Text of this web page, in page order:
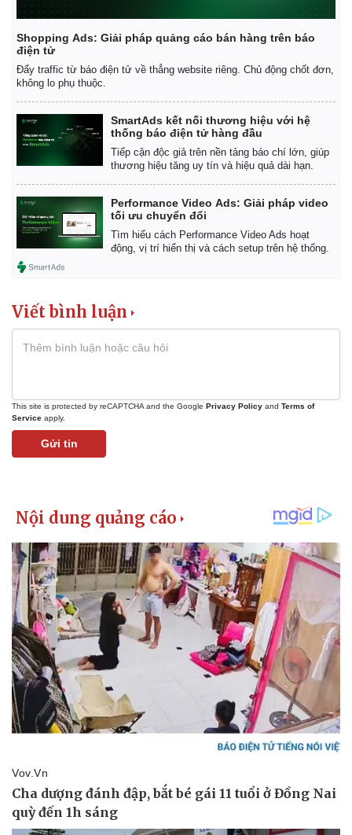
Bất động sản
Khởi nghiệp
Giá vàng
Shopping Ads: Giải pháp quảng cáo bán hàng trên báo
điện tử
Đẩy traffic từ báo điện tử về thẳng website riêng. Chủ động chốt đơn,
không lo phụ thuộc.
SmartAds kết nối thương hiệu với hệ
thống báo điện tử hàng đầu
Tiếp cận độc giả trên nền tảng báo chí lớn, giúp
thương hiệu tăng uy tín và hiệu quả dài hạn.
Performance Video Ads: Giải pháp video
tối ưu chuyển đổi
Tìm hiểu cách Performance Video Ads hoạt
động, vị trí hiển thị và cách setup trên hệ thống.
Viết bình luận
This site is protected by reCAPTCHA and the Google Privacy Policy and Terms of
Service apply.
Gửi tin